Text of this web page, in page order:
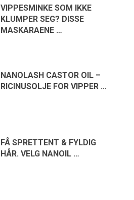
VIPPESMINKE SOM IKKE
KLUMPER SEG? DISSE
MASKARAENE …
NANOLASH CASTOR OIL –
RICINUSOLJE FOR VIPPER …
FÅ SPRETTENT & FYLDIG
HÅR. VELG NANOIL …